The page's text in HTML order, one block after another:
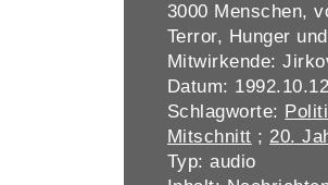
3000 Menschen,
Terror, Hunger
Mitwirkende:
Datum:
Schlagworte:
Mitschnitt ; 20.
Typ: audio